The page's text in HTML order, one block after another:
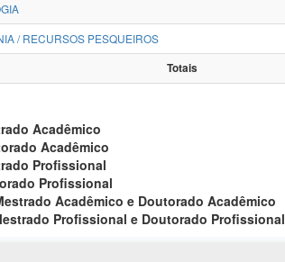
/ RECURSOS PESQUEIROS
Totais
Acadêmico
Acadêmico
Profissional
Profissional
Acadêmico e Doutorado Acadêmico
Profissional e Doutorado Profissional